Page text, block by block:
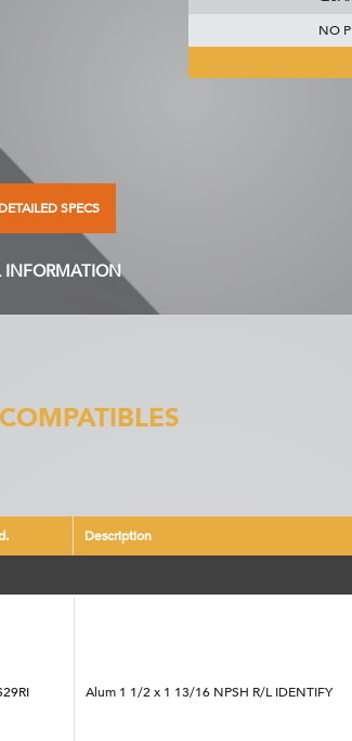
NO
SPECS
INFORMATION
Description
Alum 1 1/2 x 1 13/16 NPSH R/L IDENTIFY